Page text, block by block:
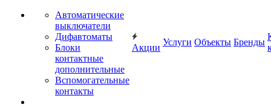
Автоматические
выключатели
Дифавтоматы
Блоки
контактные
дополнительные
Вспомогательные
контакты
Акции
Услуги Объекты Бренды